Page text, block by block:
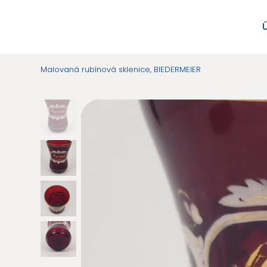
Malovaná rubínová sklenice, BIEDERMEIER